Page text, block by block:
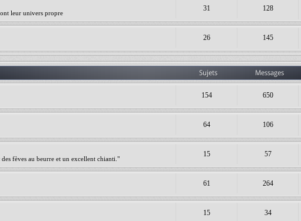
ont leur univers propre
31 128
26 145
Sujets Messages
154 650
64 106
fèves au beurre et un excellent chianti."
15 57
61 264
15 34